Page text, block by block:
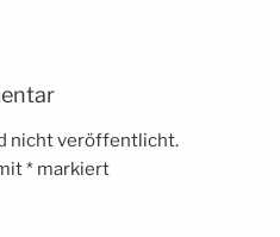
nicht veröffentlicht.
* markiert